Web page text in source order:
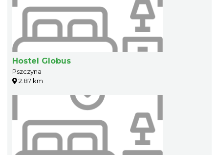
Hostel Globus
Pszczyna
2.87 km